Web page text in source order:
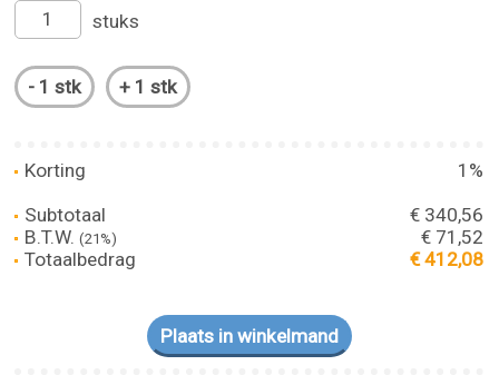
stuks
Korting
1%
Subtotaal
€ 340,56
B.T.W.(21%)
€ 71,52
Totaalbedrag
€ 412,08